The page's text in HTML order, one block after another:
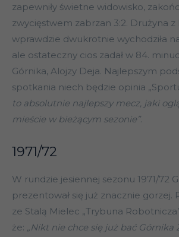
zapewniły świetne widowisko,
zwycięstwem zabrzan 3:2. Drużyna z
wprawdzie dwukrotnie wychodziła
ale ostateczny cios zadał w 84.
Górnika, Alojzy Deja. Najlepszym
spotkania niech będzie opinia
to absolutnie najlepszy mecz, jaki
mieście w bieżącym sezonie”.
1971/72
W rundzie jesiennej sezonu 1971/72
prezentował się już znacznie gorzej.
ze Stalą Mielec „Trybuna
że: „Nikt nie chce się już bać Górnika